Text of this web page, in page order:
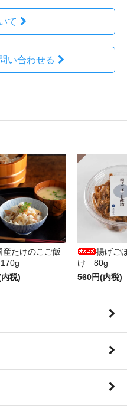
て
い合わせる
産たけのこご飯
税)
揚げご
け 80g
560円(内税)